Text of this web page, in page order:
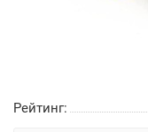
Рейтинг: